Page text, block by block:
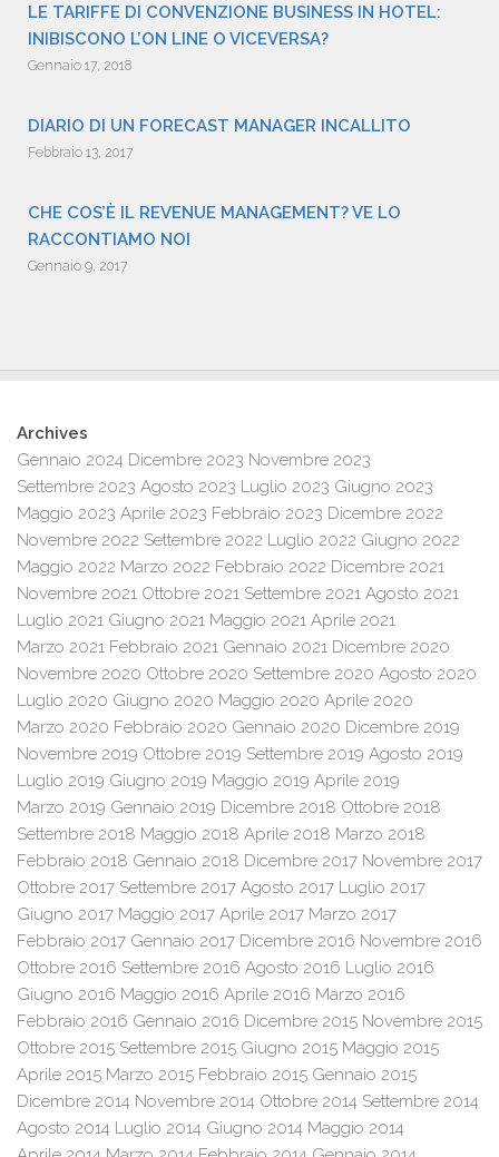
LE TARIFFE DI CONVENZIONE BUSINESS IN HOTEL:
INIBISCONO L’ON LINE O VICEVERSA?
Gennaio 17, 2018
DIARIO DI UN FORECAST MANAGER INCALLITO
Febbraio 13, 2017
CHE COS’È IL REVENUE MANAGEMENT? VE LO
RACCONTIAMO NOI
Gennaio 9, 2017
Archives
Gennaio 2024 Dicembre 2023 Novembre 2023
Settembre 2023 Agosto 2023 Luglio 2023 Giugno 2023
Maggio 2023 Aprile 2023 Febbraio 2023 Dicembre 2022
Novembre 2022 Settembre 2022 Luglio 2022 Giugno 2022
Maggio 2022 Marzo 2022 Febbraio 2022 Dicembre 2021
Novembre 2021 Ottobre 2021 Settembre 2021 Agosto 2021
Luglio 2021 Giugno 2021 Maggio 2021 Aprile 2021
Marzo 2021 Febbraio 2021 Gennaio 2021 Dicembre 2020
Novembre 2020 Ottobre 2020 Settembre 2020 Agosto 2020
Luglio 2020 Giugno 2020 Maggio 2020 Aprile 2020
Marzo 2020 Febbraio 2020 Gennaio 2020 Dicembre 2019
Novembre 2019 Ottobre 2019 Settembre 2019 Agosto 2019
Luglio 2019 Giugno 2019 Maggio 2019 Aprile 2019
Marzo 2019 Gennaio 2019 Dicembre 2018 Ottobre 2018
Settembre 2018 Maggio 2018 Aprile 2018 Marzo 2018
Febbraio 2018 Gennaio 2018 Dicembre 2017 Novembre 2017
Ottobre 2017 Settembre 2017 Agosto 2017 Luglio 2017
Giugno 2017 Maggio 2017 Aprile 2017 Marzo 2017
Febbraio 2017 Gennaio 2017 Dicembre 2016 Novembre 2016
Ottobre 2016 Settembre 2016 Agosto 2016 Luglio 2016
Giugno 2016 Maggio 2016 Aprile 2016 Marzo 2016
Febbraio 2016 Gennaio 2016 Dicembre 2015 Novembre 2015
Ottobre 2015 Settembre 2015 Giugno 2015 Maggio 2015
Aprile 2015 Marzo 2015 Febbraio 2015 Gennaio 2015
Dicembre 2014 Novembre 2014 Ottobre 2014 Settembre 2014
Agosto 2014 Luglio 2014 Giugno 2014 Maggio 2014